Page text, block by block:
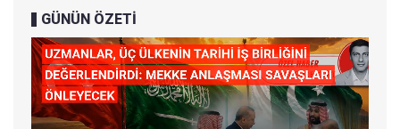
GÜNÜN ÖZETİ